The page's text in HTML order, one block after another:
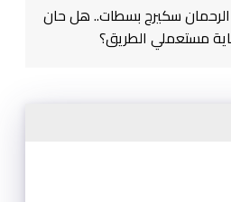
سكيرج بسطات.. هل حان
مستعملي الطريق؟